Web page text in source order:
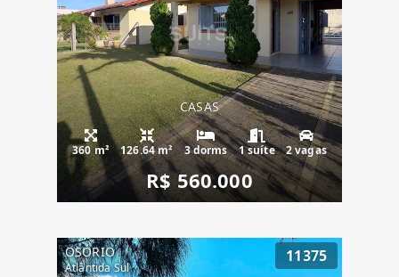
CASAS
360 m² 126.64 m² 3 dorms 1 suíte 2 vagas
R$ 560.000
OSÓRIO
Atlântida Sul
11375